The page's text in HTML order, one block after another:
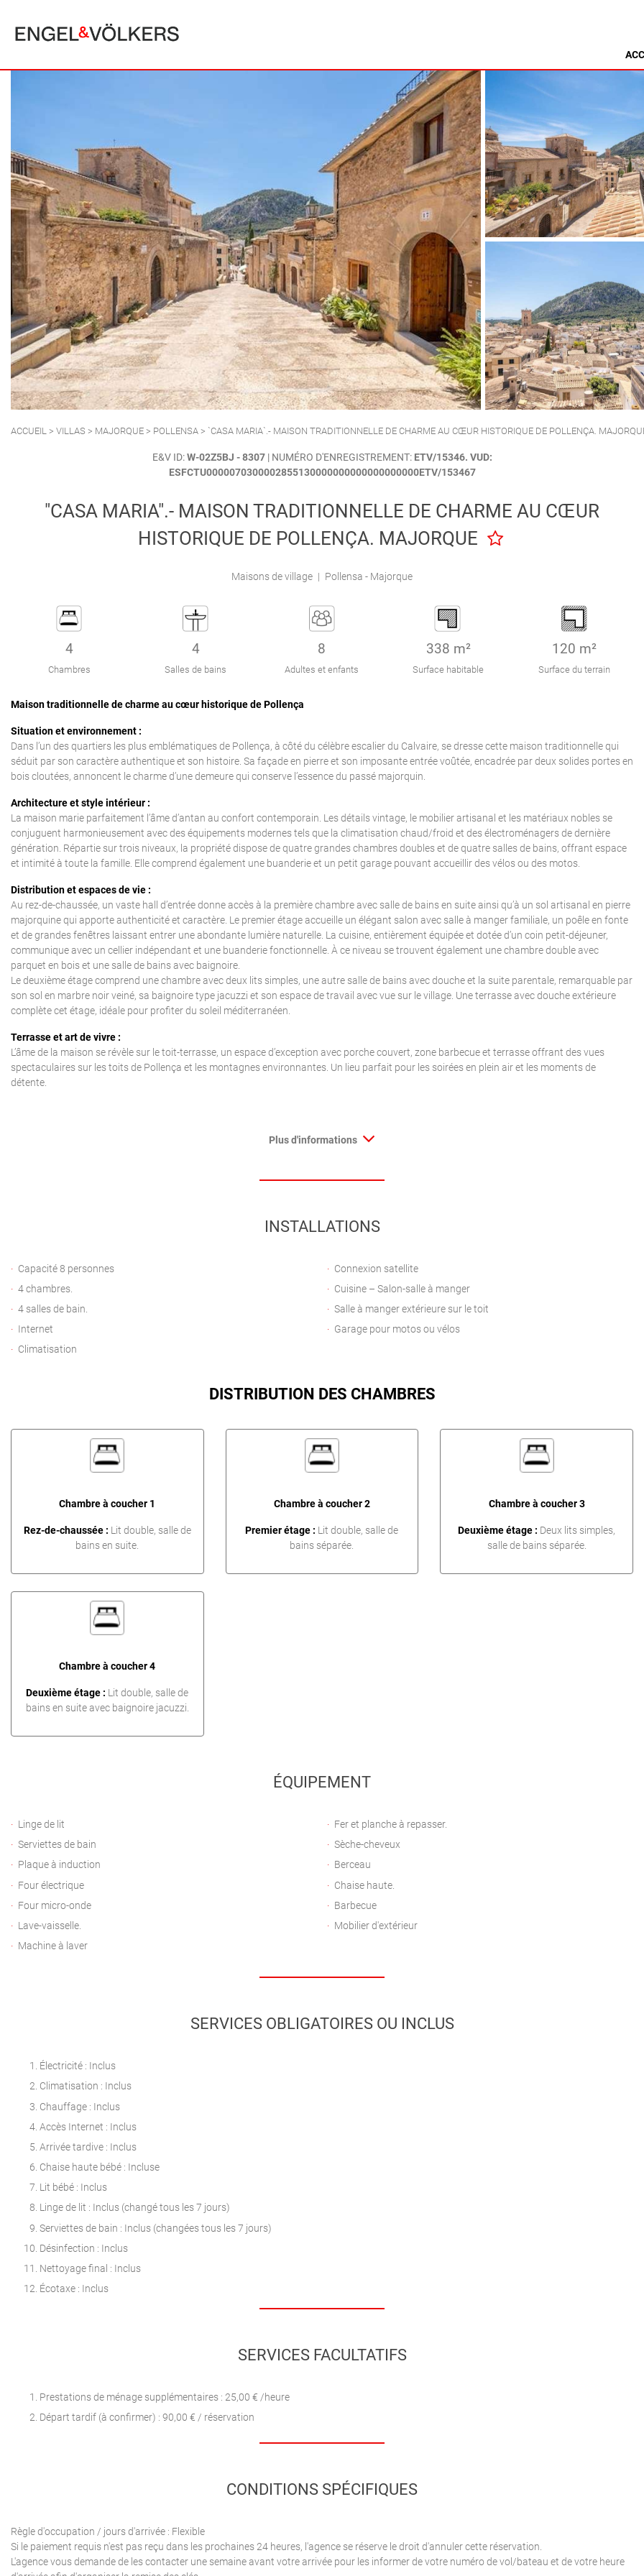
BÚGER
CALA SAN VICENTE
CAMPANET
FORMENTOR
MANRESA-MAL PAS
PLAYA DE MURO
POLLENSA
PUERTO ALCUDIA
SANTA MARGARITA
SON SERRA DE MARINA
ALCAUFAR
ARENAL D'EN CASTELL
BINIDALÍ
BINISAFULLER - CAP D´EN FONT
CALA BLANCA
CALA GALDANA
CALA'N BRUT
CALA'N PORTER
CIUTADELLA
ACCUEIL > VILLAS > MAJORQUE > POLLENSA > `CASA MARIA`.- MAISON TRADITIONNELLE DE CHARME AU CŒUR HISTORIQUE DE POLLENÇA.
E&V ID:W-02Z5BJ - 8307| NUMÉRO D'ENREGISTREMENT: ETV/15346. VUD:
ESFCTU0000070300002855130000000000000000000ETV/153467
"CASA MARIA".- MAISON TRADITIONNELLE DE CHARME AU CŒUR
HISTORIQUE DE POLLENÇA. MAJORQUE
Maisons de village | Pollensa - Majorque
4
Chambres
4
Salles de bains
8
Adultes et enfants
338 m²
Surface habitable
120 m²
Surface du terrain
Maison traditionnelle de charme au cœur historique de Pollença
Situation et environnement :
Dans l’un des quartiers les plus emblématiques de Pollença, à côté du célèbre escalier du Calvaire, se dresse cette maison traditionnelle qui
séduit par son caractère authentique et son histoire. Sa façade en pierre et son imposante entrée voûtée, encadrée par deux solides portes en
bois cloutées, annoncent le charme d’une demeure qui conserve l’essence du passé majorquin.
Architecture et style intérieur :
La maison marie parfaitement l’âme d’antan au confort contemporain. Les détails vintage, le mobilier artisanal et les matériaux nobles se
conjuguent harmonieusement avec des équipements modernes tels que la climatisation chaud/froid et des électroménagers de dernière
génération. Répartie sur trois niveaux, la propriété dispose de quatre grandes chambres doubles et de quatre salles de bains, offrant espace
et intimité à toute la famille. Elle comprend également une buanderie et un petit garage pouvant accueillir des vélos ou des motos.
Distribution et espaces de vie :
Au rez-de-chaussée, un vaste hall d’entrée donne accès à la première chambre avec salle de bains en suite ainsi qu’à un sol artisanal en pierre
majorquine qui apporte authenticité et caractère. Le premier étage accueille un élégant salon avec salle à manger familiale, un poêle en fonte
et de grandes fenêtres laissant entrer une abondante lumière naturelle. La cuisine, entièrement équipée et dotée d’un coin petit-déjeuner,
communique avec un cellier indépendant et une buanderie fonctionnelle. À ce niveau se trouvent également une chambre double avec
parquet en bois et une salle de bains avec baignoire.
Le deuxième étage comprend une chambre avec deux lits simples, une autre salle de bains avec douche et la suite parentale, remarquable par
son sol en marbre noir veiné, sa baignoire type jacuzzi et son espace de travail avec vue sur le village. Une terrasse avec douche extérieure
complète cet étage, idéale pour profiter du soleil méditerranéen.
Terrasse et art de vivre :
L’âme de la maison se révèle sur le toit-terrasse, un espace d’exception avec porche couvert, zone barbecue et terrasse offrant des vues
spectaculaires sur les toits de Pollença et les montagnes environnantes. Un lieu parfait pour les soirées en plein air et les moments de
détente.
Plus d'informations
INSTALLATIONS
Capacité 8 personnes
4 chambres.
4 salles de bain.
Internet
Climatisation
Connexion satellite
Cuisine – Salon-salle à manger
Salle à manger extérieure sur le toit
Garage pour motos ou vélos
DISTRIBUTION DES CHAMBRES
Chambre à coucher 1
Rez-de-chaussée : Lit double, salle de
bains en suite.
Chambre à coucher 2
Premier étage : Lit double, salle de
bains séparée.
Chambre à coucher 3
Deuxième étage : Deux lits simples,
salle de bains séparée.
Chambre à coucher 4
Deuxième étage : Lit double, salle de
bains en suite avec baignoire jacuzzi.
ÉQUIPEMENT
Linge de lit
Serviettes de bain
Plaque à induction
Four électrique
Four micro-onde
Lave-vaisselle.
Machine à laver
Fer et planche à repasser.
Sèche-cheveux
Berceau
Chaise haute.
Barbecue
Mobilier d'extérieur
SERVICES OBLIGATOIRES OU INCLUS
Électricité : Inclus
Climatisation : Inclus
Chauffage : Inclus
Accès Internet : Inclus
Arrivée tardive : Inclus
Chaise haute bébé : Incluse
Lit bébé : Inclus
Linge de lit : Inclus (changé tous les 7 jours)
Serviettes de bain : Inclus (changées tous les 7 jours)
Désinfection : Inclus
Nettoyage final : Inclus
Écotaxe : Inclus
SERVICES FACULTATIFS
Prestations de ménage supplémentaires : 25,00 € /heure
Départ tardif (à confirmer) : 90,00 € / réservation
CONDITIONS SPÉCIFIQUES
Règle d'occupation / jours d'arrivée : Flexible
Si le paiement requis n'est pas reçu dans les prochaines 24 heures, l'agence se réserve le droit d'annuler cette réservation.
L'agence vous demande de les contacter une semaine avant votre arrivée pour les informer de votre numéro de vol/bateau et de votre heure